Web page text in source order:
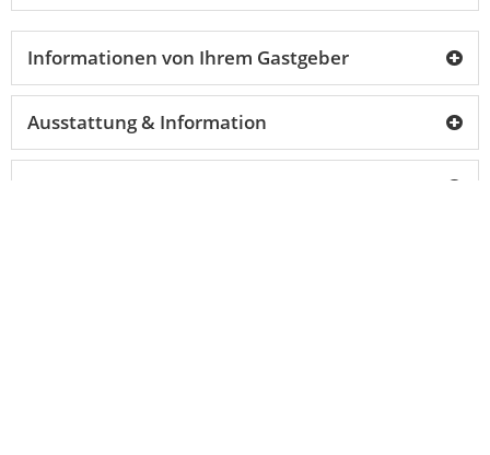
Informationen von Ihrem Gastgeber
Ausstattung & Information